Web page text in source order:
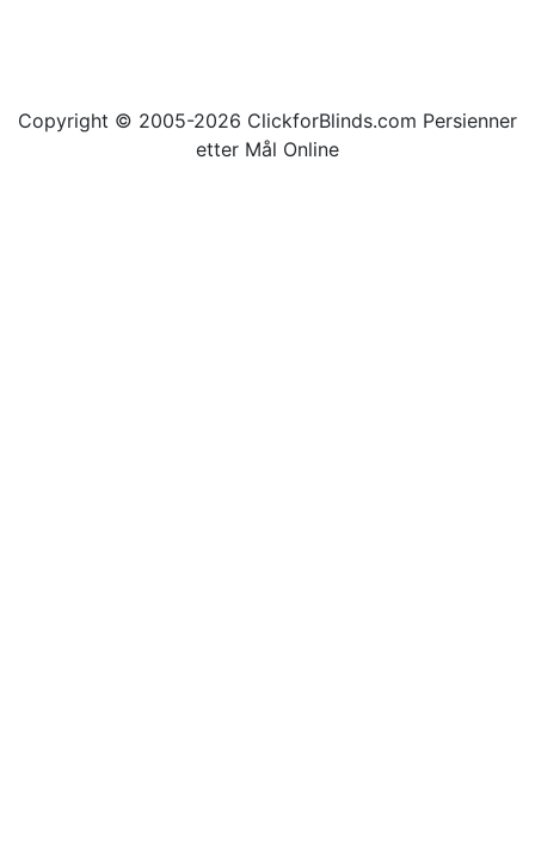
Copyright © 2005-2026 ClickforBlinds.com Persienner
etter Mål Online